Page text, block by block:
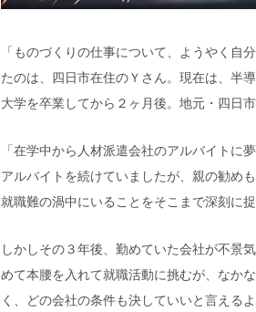
「ものづくりの仕事について、ようやく自
たのは、四日市在住のＹ さん。現在は、半
大学を卒業してから ２ ヶ月後。地元・四日
「在学中から人材派遣会社のアルバイトに
アルバイトを続けていましたが、親の勧め
就職難の渦中にいることをそこまで深刻に
しかしその３年後、勤めていた会社が不景
めて本腰を入れて就職活動に挑むが、なか
く、どの会社の条件も決していいと言える